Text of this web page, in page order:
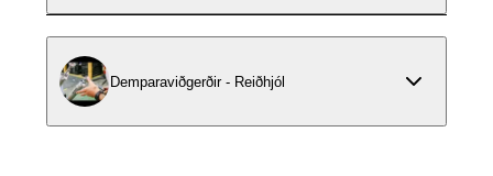
Demparaviðgerðir - Reiðhjól